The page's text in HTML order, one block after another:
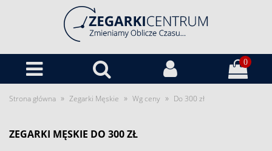
0
Strona główna » Zegarki Męskie » Wg ceny » Do 300 zł
ZEGARKI MĘSKIE DO 300 ZŁ